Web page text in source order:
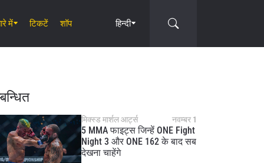
में टिकटें शॉप हिन्दी
मिक्स्ड मार्शल आर्ट्स नवम्बर 1
5 MMA फाइट्स जिन्हें ONE Fight
Night 3 और ONE 162 के बाद सब
देखना चाहेंगे